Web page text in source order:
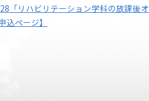
「リハビリテーション学科の放課後オ
込ページ】